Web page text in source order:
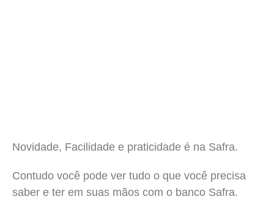
Novidade, Facilidade e praticidade é na Safra.
Contudo você pode ver tudo o que você precisa
saber e ter em suas mãos com o banco Safra.